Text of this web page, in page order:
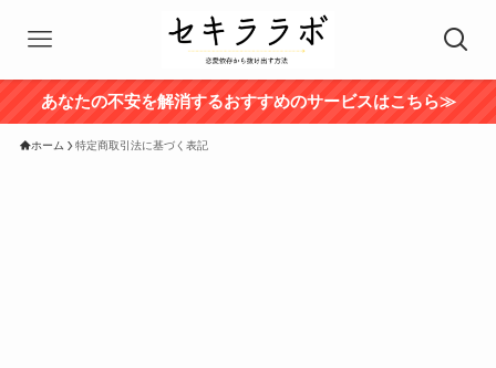
あなたの不安を解消するおすすめのサービスはこちら≫
ホーム 特定商取引法に基づく表記